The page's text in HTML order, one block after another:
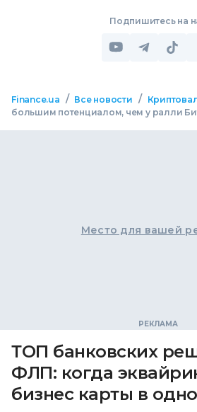
Подпишитесь на
Finance.ua / Все новости /
большим потенциалом, чем у ралли
Место для вашей
ТОП банковских
ФЛП: когда
бизнес карты в